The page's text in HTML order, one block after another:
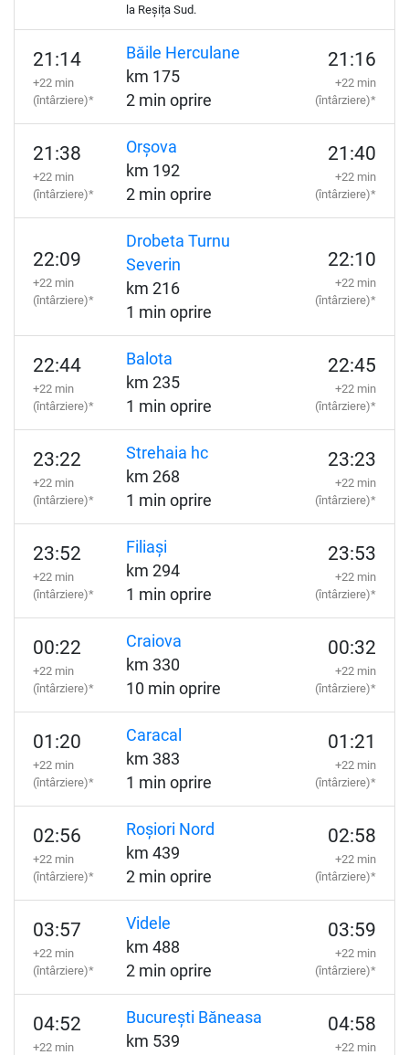
la Reșița Sud.
21:14
+22 min
(întârziere)*
Băile Herculane
km 175
2 min oprire
21:16
+22 min
(întârziere)*
21:38
+22 min
(întârziere)*
Orșova
km 192
2 min oprire
21:40
+22 min
(întârziere)*
22:09
+22 min
(întârziere)*
Drobeta Turnu
Severin
km 216
1 min oprire
22:10
+22 min
(întârziere)*
22:44
+22 min
(întârziere)*
Balota
km 235
1 min oprire
22:45
+22 min
(întârziere)*
23:22
+22 min
(întârziere)*
Strehaia hc
km 268
1 min oprire
23:23
+22 min
(întârziere)*
23:52
+22 min
(întârziere)*
Filiași
km 294
1 min oprire
23:53
+22 min
(întârziere)*
00:22
+22 min
(întârziere)*
Craiova
km 330
10 min oprire
00:32
+22 min
(întârziere)*
01:20
+22 min
(întârziere)*
Caracal
km 383
1 min oprire
01:21
+22 min
(întârziere)*
02:56
+22 min
(întârziere)*
Roșiori Nord
km 439
2 min oprire
02:58
+22 min
(întârziere)*
03:57
+22 min
(întârziere)*
Videle
km 488
2 min oprire
03:59
+22 min
(întârziere)*
04:52
+22 min
București Băneasa
km 539
04:58
+22 min